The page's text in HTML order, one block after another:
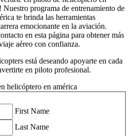
programa de entrenamiento de
te brinda las herramientas
emocionante en la aviación.
en esta página para obtener más
aéreo con confianza.
está deseando apoyarte en cada
en piloto profesional.
First Name
Last Name